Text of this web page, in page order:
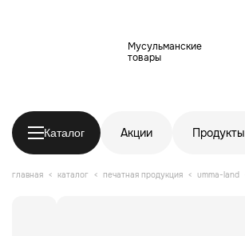
Мусульманские
товары
Каталог Акции Продукты
главная каталог печатная продукция umma-land